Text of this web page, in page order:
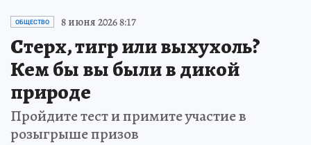
ОБЩЕСТВО 8 июня 2026 8:17
Стерх, тигр или выхухоль?
Кем бы вы были в дикой
природе
Пройдите тест и примите участие в
розыгрыше призов